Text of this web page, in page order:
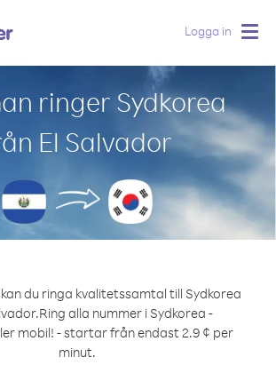
Logga in
ringer Sydkorea
El Salvador
du ringa kvalitetssamtal till Sydkorea
Ring alla nummer i Sydkorea -
mobil! - startar från endast 2.9 ¢ per
minut.